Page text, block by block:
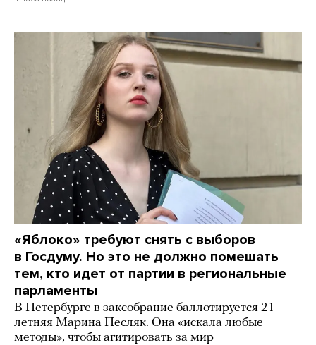
«Яблоко» требуют снять с выборов
в Госдуму. Но это не должно помешать
тем, кто идет от партии в региональные
парламенты
В Петербурге в заксобрание баллотируется 21-
летняя Марина Песляк. Она «искала любые
методы», чтобы агитировать за мир